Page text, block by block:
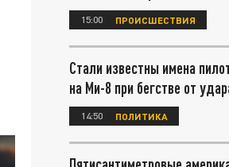
15:00 ПРОИСШЕСТВИЯ
Стали известны имена
на Ми-8 при бегстве от
14:50 ПОЛИТИКА